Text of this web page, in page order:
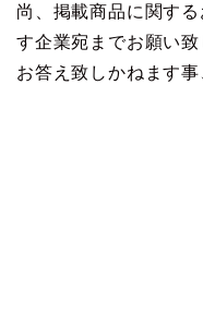
尚、掲載商品に関す
す企業宛までお願い
お答え致しかねます事